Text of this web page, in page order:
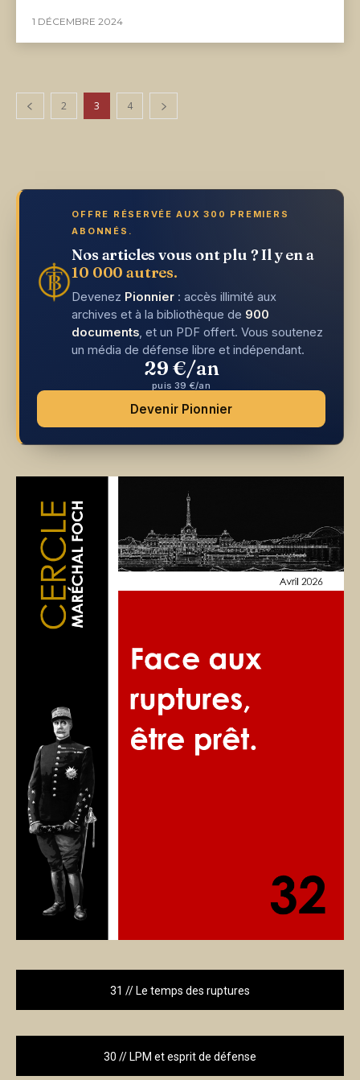
1 DÉCEMBRE 2024
2 3 4
OFFRE RÉSERVÉE AUX 300 PREMIERS
ABONNÉS.
Nos articles vous ont plu ? Il y en a
10 000 autres.
Devenez Pionnier : accès illimité aux
archives et à la bibliothèque de 900
documents , et un PDF offert. Vous soutenez
un média de défense libre et indépendant.
29 €/an
puis 39 €/an
Devenir Pionnier
31 // Le temps des ruptures
30 // LPM et esprit de défense